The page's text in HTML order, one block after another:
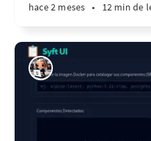
hace 2 meses • 12 min de